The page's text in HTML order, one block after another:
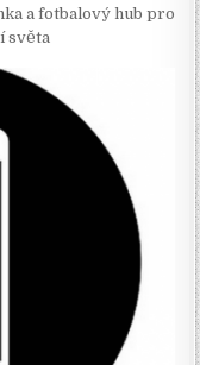
a fotbalový hub pro
světa